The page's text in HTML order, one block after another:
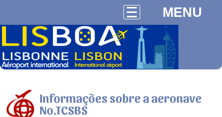
MENU
Informações sobre a aeronave
No.TCSBS